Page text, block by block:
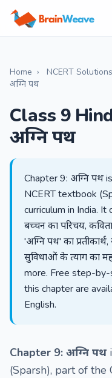
Home › NCERT Solutions
अग्नि पथ
Class 9
अग्नि पथ
Chapter 9: अग्नि पथ
NCERT textbook
curriculum in India. It
बच्चन का परिचय,
'अग्नि पथ' का
सुविधाओं के त्याग का
more. Free step-
this chapter are
English.
Chapter 9: अग्नि पथ
(Sparsh), part of the